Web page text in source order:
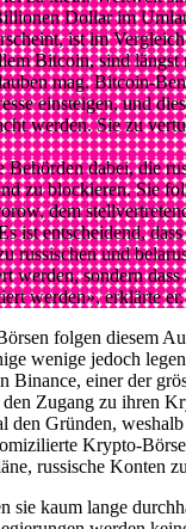
Dollar im
ist im
Bitcoin, sind längst
mag. Bitcoin-
einsteigen, und
werden. Sie zu
Behörden dabei, die
zu blockieren. Sie
dem
ist entscheidend,
russischen und
werden, sondern
werden», erklärte er.
folgen diesem
wenige jedoch
Binance, einer der
Zugang zu ihren
den Gründen,
Krypto-
russische Konten
sie kaum lange